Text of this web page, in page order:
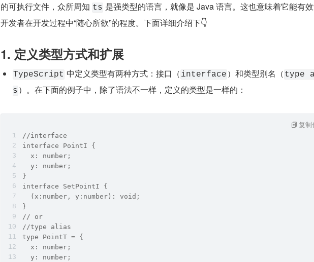
的可执行文件，众所周知 ts 是强类型的语言，就像是 Java 语言。这也意味着它能有
开发者在开发过程中“随心所欲”的程度。下面详细介绍下👇
1. 定义类型方式和扩展
TypeScript 中定义类型有两种方式：接口（ interface ）和类型别名（ type
s ）。在下面的例子中，除了语法不一样，定义的类型是一样的：
//interface
interface PointI {
  x: number;
  y: number;
}
interface SetPointI {
  (x:number, y:number): void;
}
// or
//type alias
type PointT = {
  x: number;
  y: number;
复制